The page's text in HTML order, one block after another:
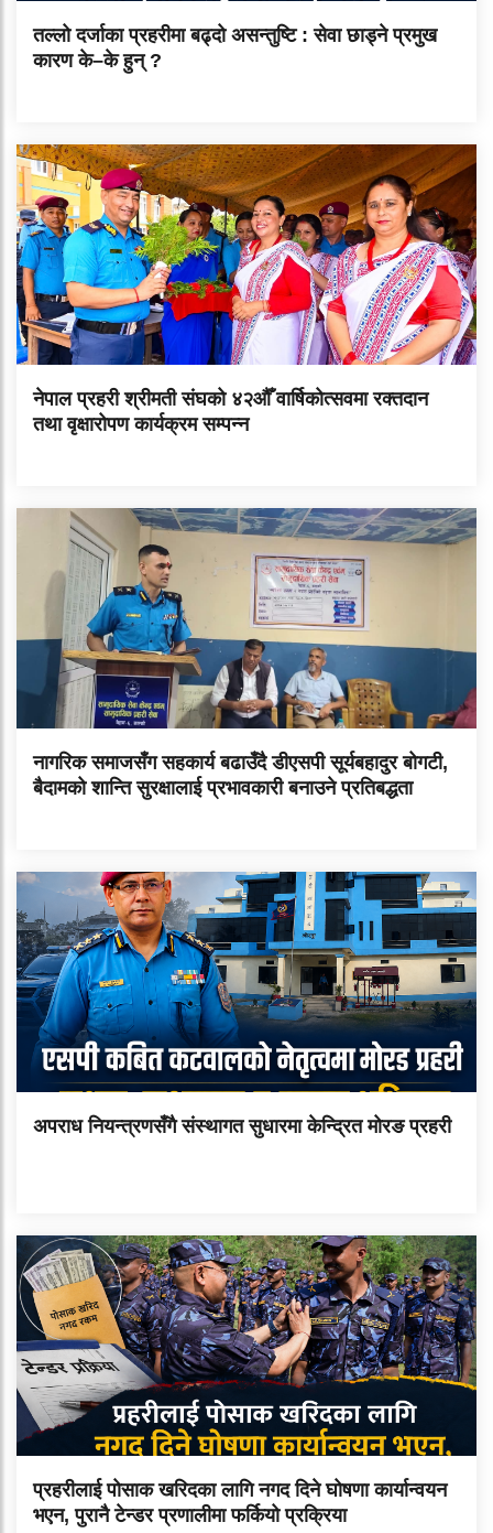
तल्लो दर्जाका प्रहरीमा बढ्दो असन्तुष्टि : सेवा छाड्ने प्रमुख
कारण के–के हुन् ?
नेपाल प्रहरी श्रीमती संघको ४२औँ वार्षिकोत्सवमा रक्तदान
तथा वृक्षारोपण कार्यक्रम सम्पन्न
नागरिक समाजसँग सहकार्य बढाउँदै डीएसपी सूर्यबहादुर बोगटी,
बैदामको शान्ति सुरक्षालाई प्रभावकारी बनाउने प्रतिबद्धता
अपराध नियन्त्रणसँगै संस्थागत सुधारमा केन्द्रित मोरङ प्रहरी
प्रहरीलाई पोसाक खरिदका लागि नगद दिने घोषणा कार्यान्वयन
भएन, पुरानै टेन्डर प्रणालीमा फर्कियो प्रक्रिया